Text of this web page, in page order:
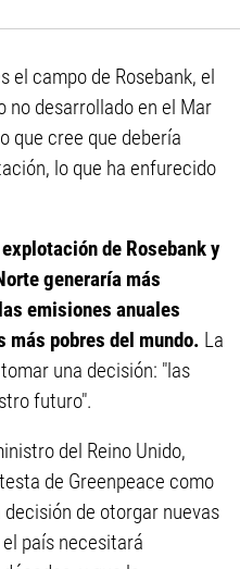
el campo de Rosebank, el
no desarrollado en el Mar
que cree que debería
lo que ha enfurecido
de Rosebank y
generaría más
emisiones anuales
más pobres del mundo. La
una decisión: "las
futuro".
del Reino Unido,
de Greenpeace como
de otorgar nuevas
país necesitará